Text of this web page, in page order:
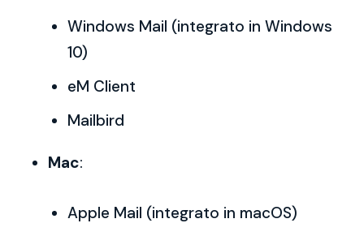
Windows Mail (integrato in Windows
10)
eM Client
Mailbird
Mac:
Apple Mail (integrato in macOS)